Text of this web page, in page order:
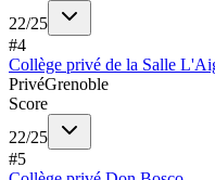
22/25
#4
Collège privé de la Salle
PrivéGrenoble
Score
22/25
#5